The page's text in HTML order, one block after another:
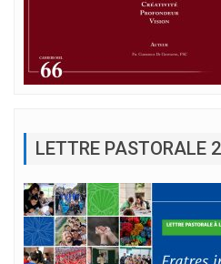
LETTRE PASTORALE